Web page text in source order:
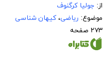
از: جولیا کرگنوف
موضوع: ریاضی، کیهان شناسی
۲۷۳ صفحه